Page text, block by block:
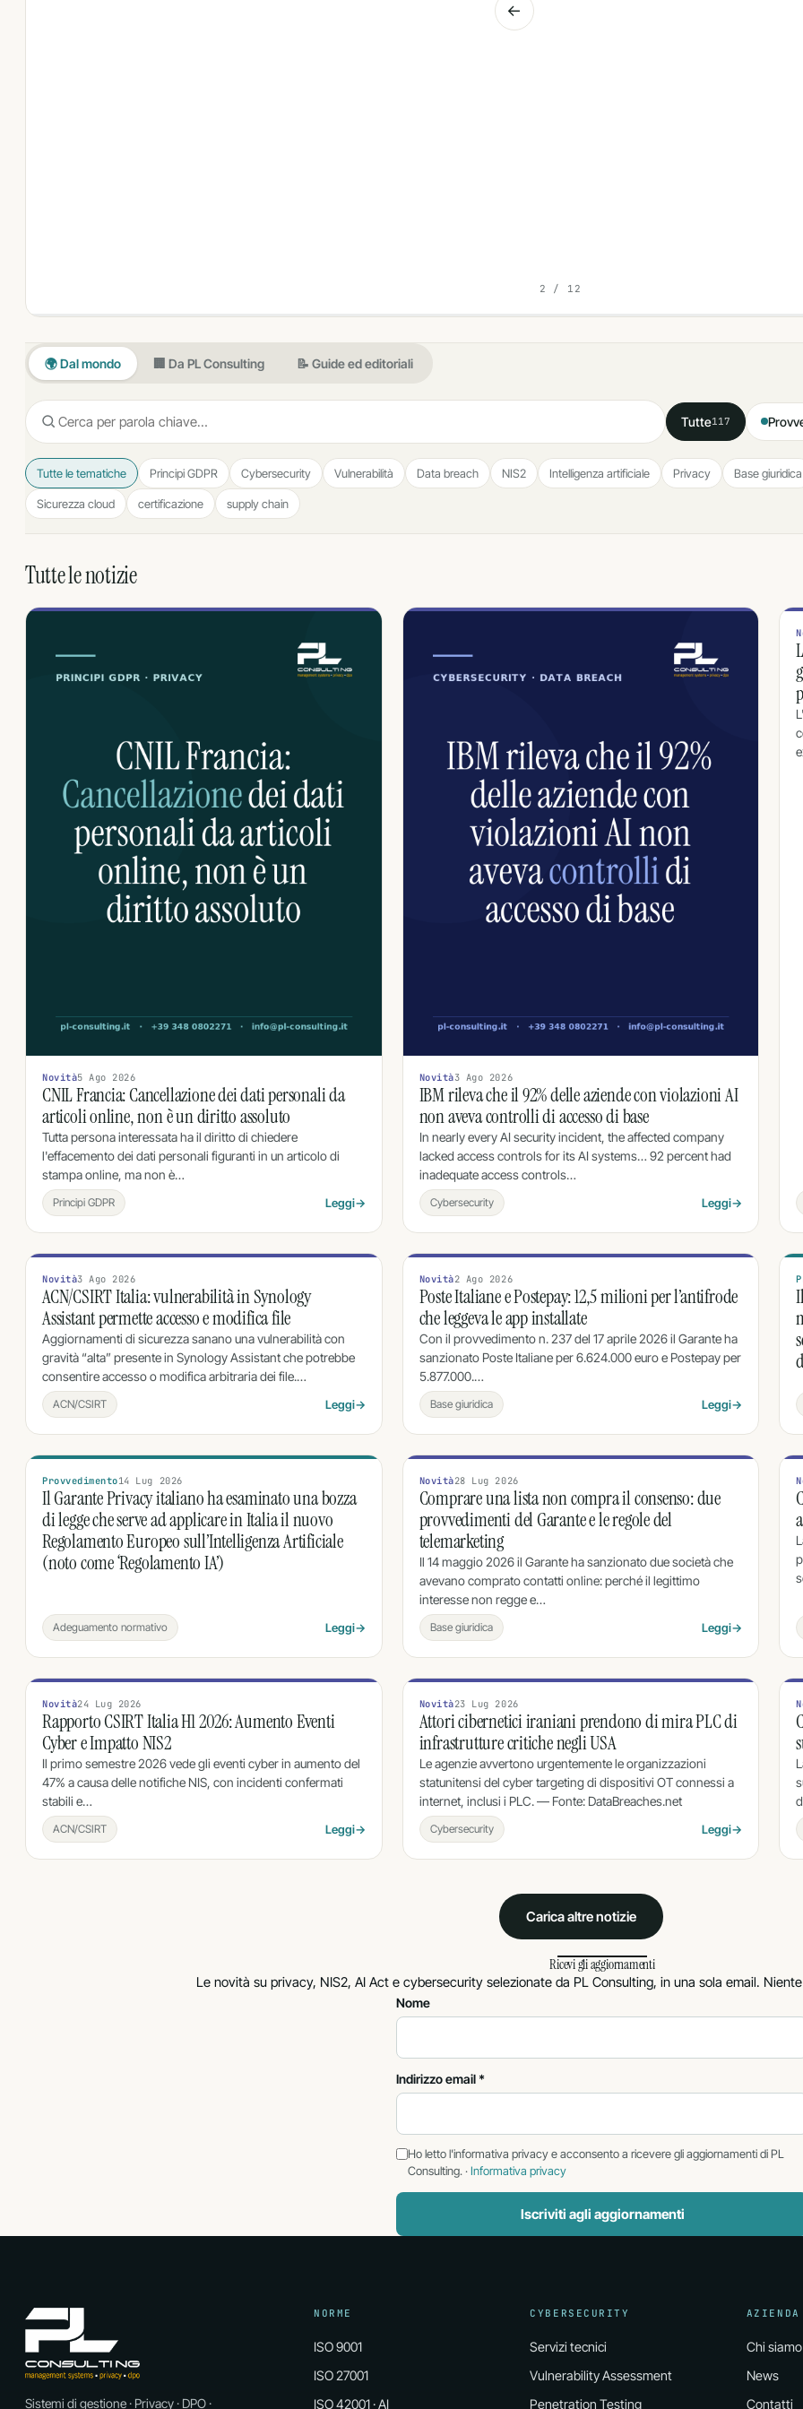
←
2 / 12
🌍 Dal mondo 🏢 Da PL Consulting 📝 Guide ed editoriali
Tutte117
Tutte le tematiche Principi GDPR Cybersecurity Vulnerabilità Data breach NIS2 Intelligenza artificiale Privacy Base giuridica
Sicurezza cloud certificazione supply chain
Tutte le notizie
Novità5 Ago 2026
CNIL Francia: Cancellazione dei dati personali da
articoli online, non è un diritto assoluto
Tutta persona interessata ha il diritto di chiedere
l'effacemento dei dati personali figuranti in un articolo di
stampa online, ma non è…
Principi GDPR Leggi→
Novità3 Ago 2026
IBM rileva che il 92% delle aziende con violazioni AI
non aveva controlli di accesso di base
In nearly every AI security incident, the affected company
lacked access controls for its AI systems… 92 percent had
inadequate access controls…
Cybersecurity Leggi→
Novità3 Ago 2026
ACN/CSIRT Italia: vulnerabilità in Synology
Assistant permette accesso e modifica file
Aggiornamenti di sicurezza sanano una vulnerabilità con
gravità “alta” presente in Synology Assistant che potrebbe
consentire accesso o modifica arbitraria dei file.…
ACN/CSIRT Leggi→
Novità2 Ago 2026
Poste Italiane e Postepay: 12,5 milioni per l’antifrode
che leggeva le app installate
Con il provvedimento n. 237 del 17 aprile 2026 il Garante ha
sanzionato Poste Italiane per 6.624.000 euro e Postepay per
5.877.000.…
Base giuridica Leggi→
Provvedimento14 Lug 2026
Il Garante Privacy italiano ha esaminato una bozza
di legge che serve ad applicare in Italia il nuovo
Regolamento Europeo sull’Intelligenza Artificiale
(noto come ‘Regolamento IA’)
Adeguamento normativo Leggi→
Novità28 Lug 2026
Comprare una lista non compra il consenso: due
provvedimenti del Garante e le regole del
telemarketing
Il 14 maggio 2026 il Garante ha sanzionato due società che
avevano comprato contatti online: perché il legittimo
interesse non regge e…
Base giuridica Leggi→
Novità24 Lug 2026
Rapporto CSIRT Italia H1 2026: Aumento Eventi
Cyber e Impatto NIS2
Il primo semestre 2026 vede gli eventi cyber in aumento del
47% a causa delle notifiche NIS, con incidenti confermati
stabili e…
ACN/CSIRT Leggi→
Novità23 Lug 2026
Attori cibernetici iraniani prendono di mira PLC di
infrastrutture critiche negli USA
Le agenzie avvertono urgentemente le organizzazioni
statunitensi del cyber targeting di dispositivi OT connessi a
internet, inclusi i PLC. — Fonte: DataBreaches.net
Cybersecurity Leggi→
Carica altre notizie
Ricevi gli aggiornamenti
Le novità su privacy, NIS2, AI Act e cybersecurity selezionate da PL Consulting, in una sola email.
Nome
Indirizzo email *
Ho letto l'informativa privacy e acconsento a ricevere gli aggiornamenti di PL
Consulting. ·Informativa privacy
Iscriviti agli aggiornamenti
Sistemi di gestione · Privacy · DPO ·
NORME
ISO 9001
ISO 27001
ISO 42001 · AI
CYBERSECURITY
Servizi tecnici
Vulnerability Assessment
Penetration Testing
AZIENDA
Chi siamo
News
Contatti